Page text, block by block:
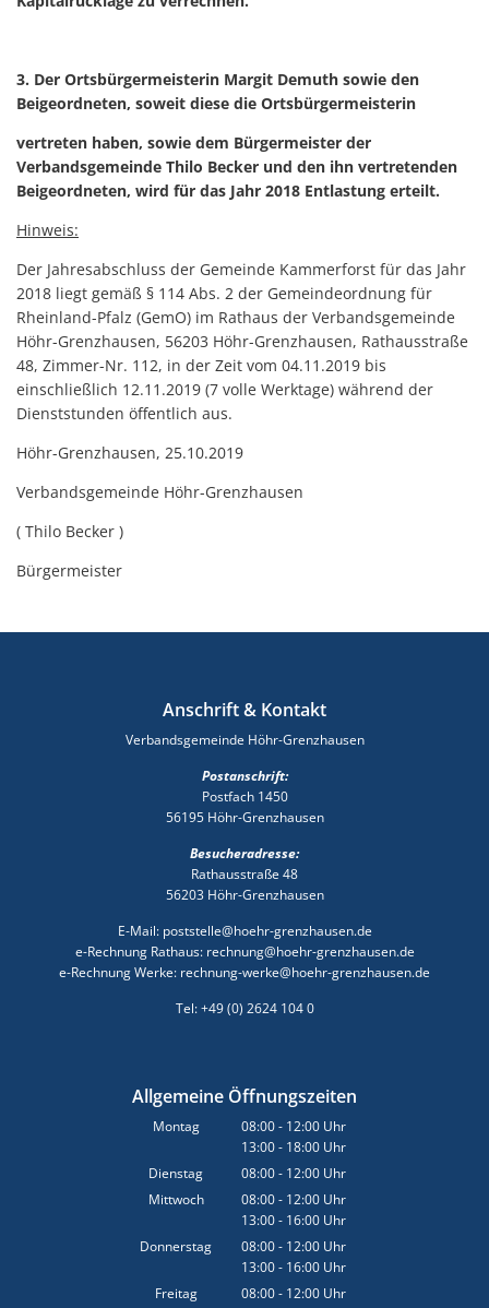
3. Der Ortsbürgermeisterin Margit Demuth sowie den
Beigeordneten, soweit diese die Ortsbürgermeisterin
vertreten haben, sowie dem Bürgermeister der
Verbandsgemeinde Thilo Becker und den ihn vertretenden
Beigeordneten, wird für das Jahr 2018 Entlastung erteilt.
Hinweis:
Der Jahresabschluss der Gemeinde Kammerforst für das Jahr
2018 liegt gemäß § 114 Abs. 2 der Gemeindeordnung für
Rheinland-Pfalz (GemO) im Rathaus der Verbandsgemeinde
Höhr-Grenzhausen, 56203 Höhr-Grenzhausen, Rathausstraße
48, Zimmer-Nr. 112, in der Zeit vom 04.11.2019 bis
einschließlich 12.11.2019 (7 volle Werktage) während der
Dienststunden öffentlich aus.
Höhr-Grenzhausen, 25.10.2019
Verbandsgemeinde Höhr-Grenzhausen
( Thilo Becker )
Bürgermeister
Anschrift & Kontakt
Verbandsgemeinde Höhr-Grenzhausen
Postanschrift:
Postfach 1450
56195 Höhr-Grenzhausen
Besucheradresse:
Rathausstraße 48
56203 Höhr-Grenzhausen
E-Mail: poststelle@hoehr-grenzhausen.de
e-Rechnung Rathaus: rechnung@hoehr-grenzhausen.de
e-Rechnung Werke: rechnung-werke@hoehr-grenzhausen.de
Tel: +49 (0) 2624 104 0
Allgemeine Öffnungszeiten
Montag 08:00- 12:00 Uhr
Von 08:00 bis 12:00 Uhr
13:00- 18:00 Uhr
Von 13:00 bis 18:00 Uhr
Dienstag 08:00- 12:00 Uhr
Von 08:00 bis 12:00 Uhr
Mittwoch 08:00- 12:00 Uhr
Von 08:00 bis 12:00 Uhr
13:00- 16:00 Uhr
Von 13:00 bis 16:00 Uhr
Donnerstag 08:00- 12:00 Uhr
Von 08:00 bis 12:00 Uhr
13:00- 16:00 Uhr
Von 13:00 bis 16:00 Uhr
Freitag 08:00- 12:00 Uhr